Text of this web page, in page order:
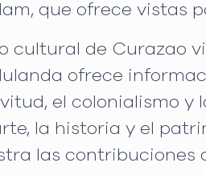
que ofrece vistas
cultural de Curazao
ofrece
el colonialismo
la historia y el
las